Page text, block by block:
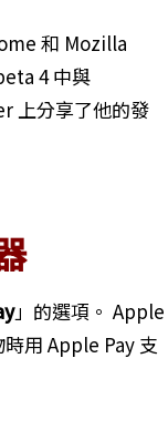
和 Mozilla
4 中與
上分享了他的發
」的選項。 Apple
用 Apple Pay 支